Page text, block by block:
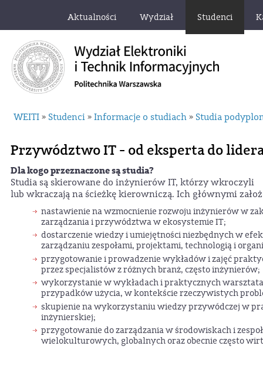
Aktualności Wydział Studenci
WEITI » Studenci » Informacje o studiach » Studia
Przywództwo IT - od eksperta do
Dla kogo przeznaczone są studia?
Studia są skierowane do inżynierów IT, którzy wkroczyli
lub wkraczają na ścieżkę kierowniczą. Ich głównymi
nastawienie na wzmocnienie rozwoju inżynierów w
zarządzania i przywództwa w ekosystemie IT;
dostarczenie wiedzy i umiejętności niezbędnych w
zarządzaniu zespołami, projektami, technologią i
przygotowanie i prowadzenie wykładów i zajęć
przez specjalistów z różnych branż, często inżynierów;
wykorzystanie w wykładach i praktycznych
przypadków użycia, w kontekście rzeczywistych
skupienie na wykorzystaniu wiedzy przywódczej w
inżynierskiej;
przygotowanie do zarządzania w środowiskach i
wielokulturowych, globalnych oraz obecnie często